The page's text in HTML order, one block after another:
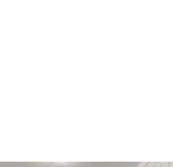
відгуки: 130